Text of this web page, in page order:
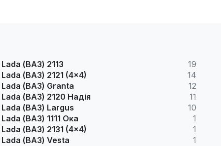
Lada (ВАЗ) 2113
19
Lada (ВАЗ) 2121 (4x4)
14
Lada (ВАЗ) Granta
12
Lada (ВАЗ) 2120 Надія
11
Lada (ВАЗ) Largus
10
Lada (ВАЗ) 1111 Ока
1
Lada (ВАЗ) 2131 (4x4)
1
Lada (ВАЗ) Vesta
1